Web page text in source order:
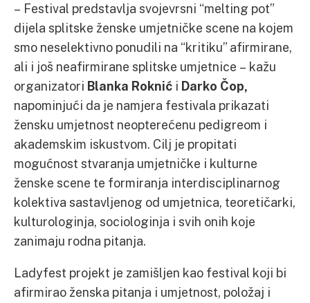
– Festival predstavlja svojevrsni “melting pot”
dijela splitske ženske umjetničke scene na kojem
smo neselektivno ponudili na “kritiku” afirmirane,
ali i još neafirmirane splitske umjetnice – kažu
organizatori Blanka Roknić i Darko Čop,
napominjući da je namjera festivala prikazati
žensku umjetnost neopterećenu pedigreom i
akademskim iskustvom. Cilj je propitati
mogućnost stvaranja umjetničke i kulturne
ženske scene te formiranja interdisciplinarnog
kolektiva sastavljenog od umjetnica, teoretičarki,
kulturologinja, sociologinja i svih onih koje
zanimaju rodna pitanja.
Ladyfest projekt je zamišljen kao festival koji bi
afirmirao ženska pitanja i umjetnost, položaj i